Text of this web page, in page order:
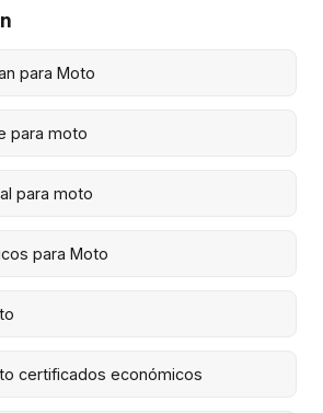
para Moto
para moto
para moto
para Moto
certificados económicos